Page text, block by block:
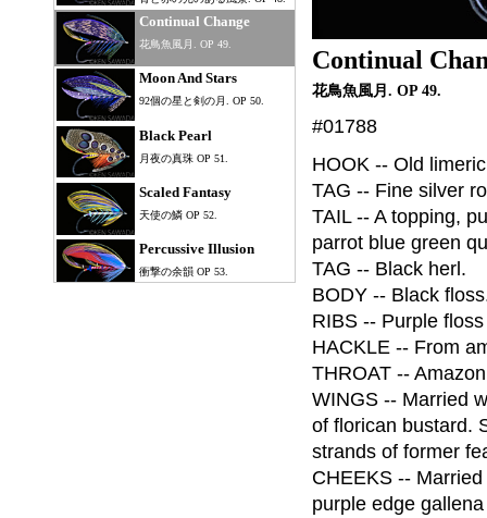
Continual Change
花鳥魚風月. OP 49.
Moon And Stars
92個の星と剣の月. OP 50.
Black Pearl
月夜の真珠 OP 51.
Scaled Fantasy
天使の鱗 OP 52.
Percussive Illusion
衝撃の余韻 OP 53.
Continual
花鳥魚風月. OP 49.
#01788
HOOK -- Old
TAG -- Fine silver
TAIL -- A topping,
parrot blue green
TAG -- Black herl.
BODY -- Black
RIBS -- Purple
HACKLE -- From
THROAT --
WINGS -- Married
of florican bustard.
strands of former
CHEEKS --
purple edge